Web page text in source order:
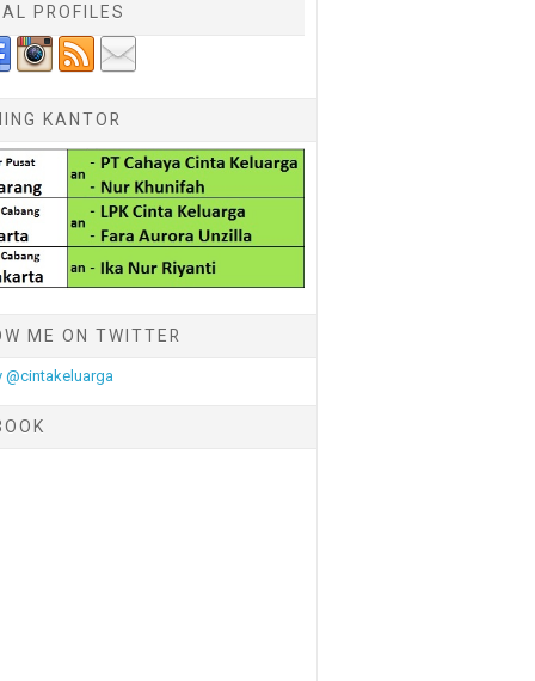
PROFILES
KANTOR
ME ON TWITTER
@cintakeluarga